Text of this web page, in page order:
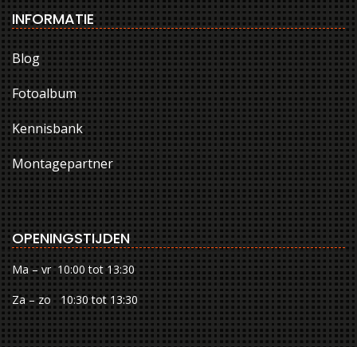
INFORMATIE
Blog
Fotoalbum
Kennisbank
Montagepartner
OPENINGSTIJDEN
Ma – vr 10:00 tot 13:30
Za – zo 10:30 tot 13:30